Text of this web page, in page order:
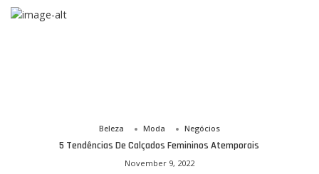
Beleza Moda Negócios
5 Tendências De Calçados Femininos Atemporais
November 9, 2022